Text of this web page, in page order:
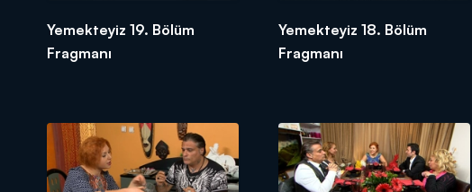
Yemekteyiz 19. Bölüm
Fragmanı
Yemekteyiz 18. Bölüm
Fragmanı